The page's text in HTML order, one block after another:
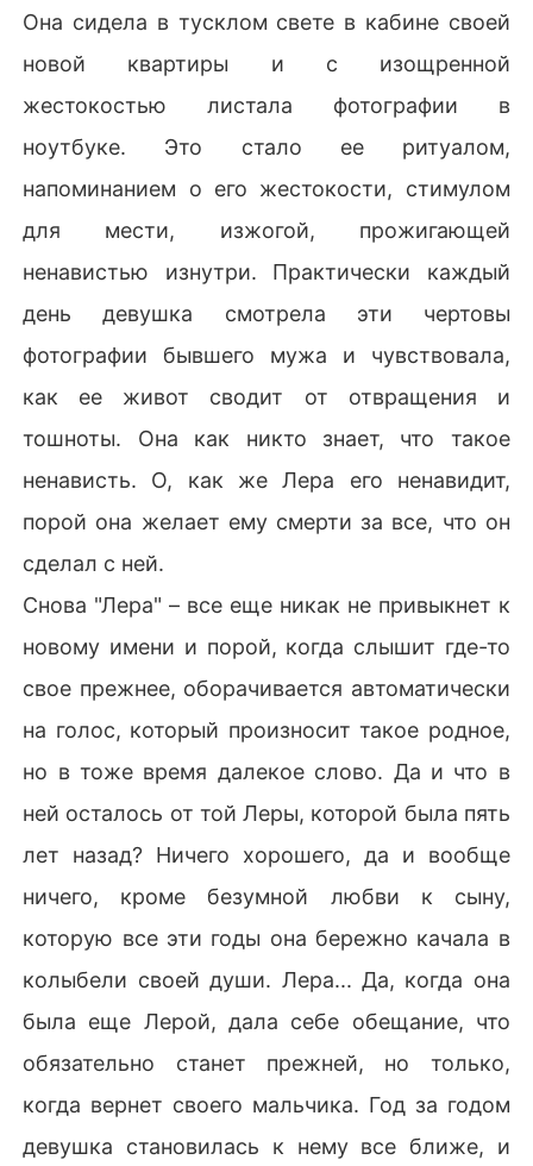
Она сидела в тусклом свете в кабине своей
новой квартиры и с изощренной
жестокостью листала фотографии в
ноутбуке. Это стало ее ритуалом,
напоминанием о его жестокости, стимулом
для мести, изжогой, прожигающей
ненавистью изнутри. Практически каждый
день девушка смотрела эти чертовы
фотографии бывшего мужа и чувствовала,
как ее живот сводит от отвращения и
тошноты. Она как никто знает, что такое
ненависть. О, как же Лера его ненавидит,
порой она желает ему смерти за все, что он
сделал с ней.
Снова "Лера" – все еще никак не привыкнет к
новому имени и порой, когда слышит где-то
свое прежнее, оборачивается автоматически
на голос, который произносит такое родное,
но в тоже время далекое слово. Да и что в
ней осталось от той Леры, которой была пять
лет назад? Ничего хорошего, да и вообще
ничего, кроме безумной любви к сыну,
которую все эти годы она бережно качала в
колыбели своей души. Лера... Да, когда она
была еще Лерой, дала себе обещание, что
обязательно станет прежней, но только,
когда вернет своего мальчика. Год за годом
девушка становилась к нему все ближе, и